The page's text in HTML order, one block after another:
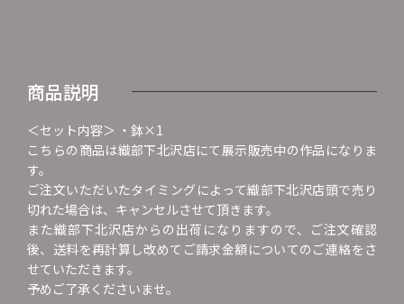
商品説明
＜セット内容＞ ・鉢×1
こちらの商品は織部下北沢店にて展示販売中の作品になりま
す。
ご注文いただいたタイミングによって織部下北沢店頭で売り
切れた場合は、キャンセルさせて頂きます。
また織部下北沢店からの出荷になりますので、ご注文確認
後、送料を再計算し改めてご請求金額についてのご連絡をさ
せていただきます。
予めご了承くださいませ。